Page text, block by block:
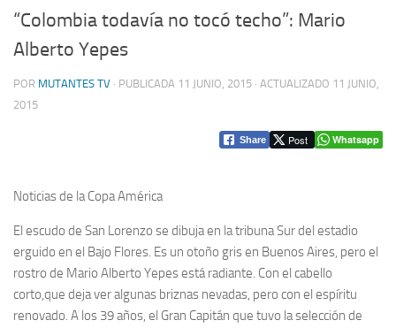
“Colombia todavía no tocó techo”: Mario
Alberto Yepes
POR MUTANTES TV · PUBLICADA 11 JUNIO, 2015 · ACTUALIZADO 11 JUNIO,
2015
Share Post Whatsapp
Noticias de la Copa América
El escudo de San Lorenzo se dibuja en la tribuna Sur del estadio
erguido en el Bajo Flores. Es un otoño gris en Buenos Aires, pero el
rostro de Mario Alberto Yepes está radiante. Con el cabello
corto,que deja ver algunas briznas nevadas, pero con el espíritu
renovado. A los 39 años, el Gran Capitán que tuvo la selección de